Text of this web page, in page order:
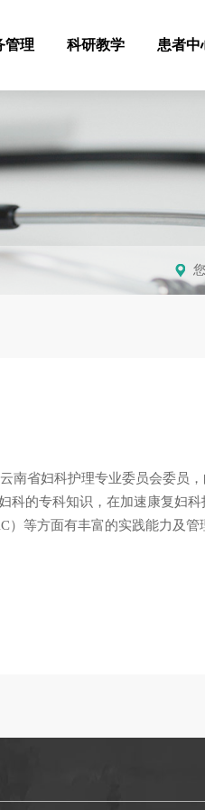
管理 科研教学 患者中
南省妇科护理专业委员会委员
科的专科知识，在加速康复妇
等方面有丰富的实践能力及管